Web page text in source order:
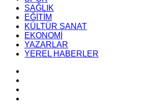
SAĞLIK
EĞİTİM
KÜLTÜR SANAT
EKONOMİ
YAZARLAR
YEREL HABERLER